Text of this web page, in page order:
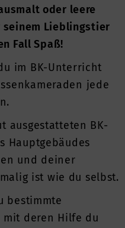
oder leere
Lieblingstier
Fall Spaß!
im BK-Unterricht
jede
ausgestatteten BK-
Hauptgebäudes
und deiner
ist wie du selbst.
bestimmte
deren Hilfe du